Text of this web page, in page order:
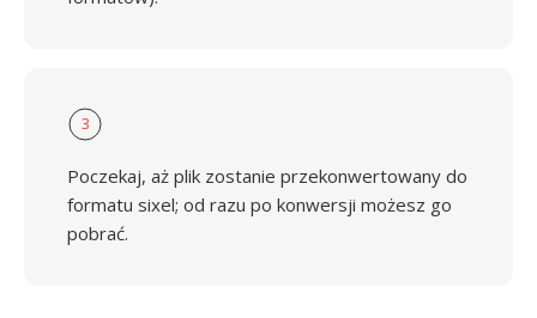
3
Poczekaj, aż plik zostanie przekonwertowany do
formatu sixel; od razu po konwersji możesz go
pobrać.